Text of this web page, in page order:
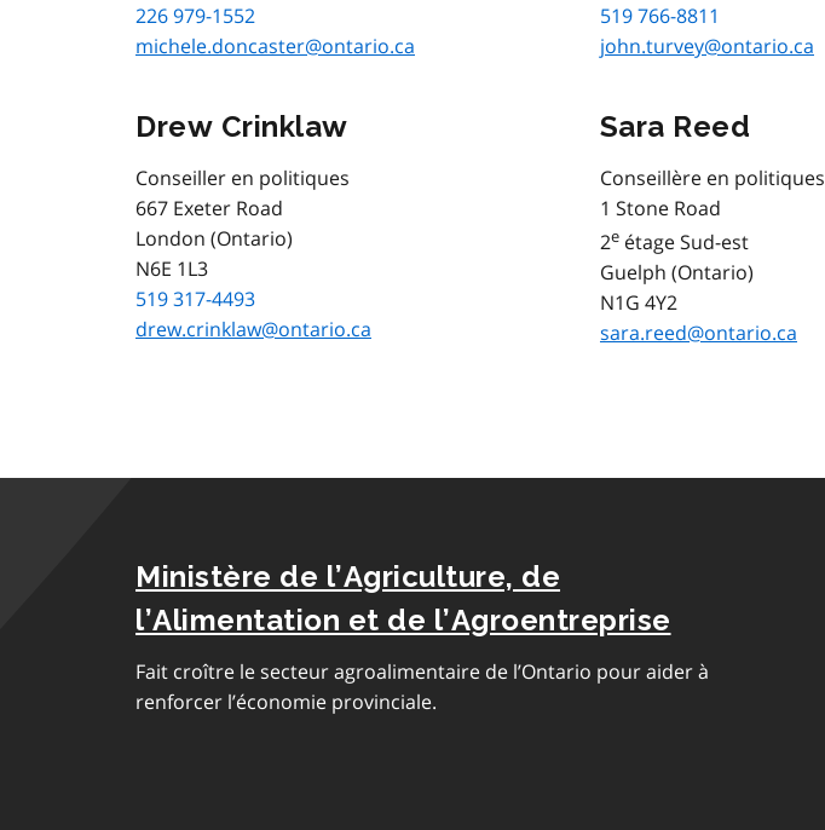
226 979-1552
michele.doncaster@ontario.ca
519 766-8811
john.turvey@ontario.ca
Drew Crinklaw
Conseiller en politiques
667 Exeter Road
London (Ontario)
N6E 1L3
519 317-4493
drew.crinklaw@ontario.ca
Sara Reed
Conseillère en politiques
1 Stone Road
2eétage Sud-est
Guelph (Ontario)
N1G 4Y2
sara.reed@ontario.ca
Ministère de l’Agriculture, de
l’Alimentation et de l’Agroentreprise
Fait croître le secteur agroalimentaire de l’Ontario pour aider à
renforcer l’économie provinciale.